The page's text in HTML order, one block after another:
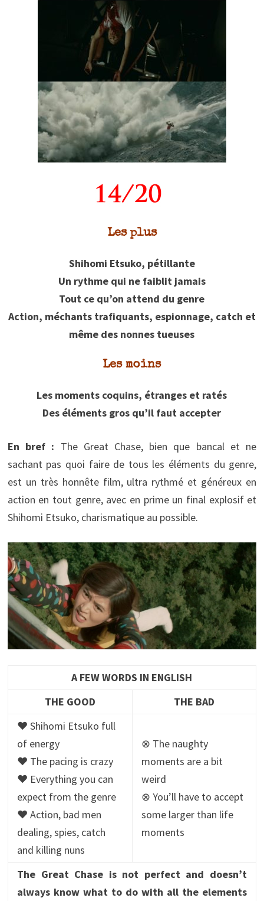
Les plus
Shihomi Etsuko, pétillante
Un rythme qui ne faiblit jamais
Tout ce qu’on attend du genre
Action, méchants trafiquants, espionnage, catch et
même des nonnes tueuses
Les moins
Les moments coquins, étranges et ratés
Des éléments gros qu’il faut accepter
En bref : The Great Chase, bien que bancal et ne
sachant pas quoi faire de tous les éléments du genre,
est un très honnête film, ultra rythmé et généreux en
action en tout genre, avec en prime un final explosif et
Shihomi Etsuko, charismatique au possible.
A FEW WORDS IN ENGLISH
THE GOOD
THE BAD
♥ Shihomi Etsuko full
of energy
♥ The pacing is crazy
♥ Everything you can
expect from the genre
♥ Action, bad men
dealing, spies, catch
and killing nuns
⊗ The naughty
moments are a bit
weird
⊗ You’ll have to accept
some larger than life
moments
The Great Chase is not perfect and doesn’t
always know what to do with all the elements